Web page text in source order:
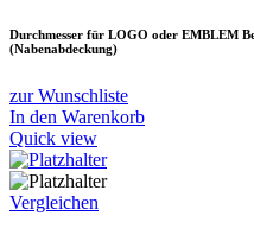
Durchmesser für LOGO oder EMBLEM
(Nabenabdeckung)
zur Wunschliste
In den Warenkorb
Quick view
Vergleichen